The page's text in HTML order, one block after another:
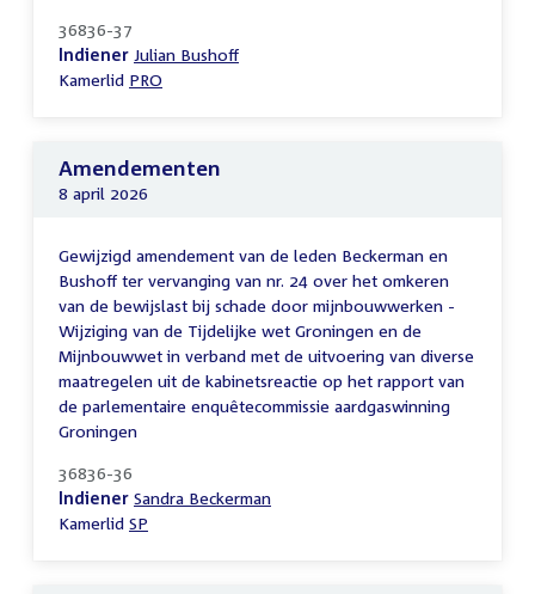
36836-37
Indiener Julian Bushoff
Kamerlid PRO
Amendementen
8 april 2026
Gewijzigd amendement van de leden Beckerman en
Bushoff ter vervanging van nr. 24 over het omkeren
van de bewijslast bij schade door mijnbouwwerken -
Wijziging van de Tijdelijke wet Groningen en de
Mijnbouwwet in verband met de uitvoering van diverse
maatregelen uit de kabinetsreactie op het rapport van
de parlementaire enquêtecommissie aardgaswinning
Groningen
36836-36
Indiener Sandra Beckerman
Kamerlid SP